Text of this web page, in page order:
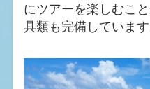
にツアーを楽しむこ
具類も完備しています